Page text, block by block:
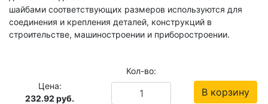
шайбами соответствующих размеров используются для
соединения и крепления деталей, конструкций в
строительстве, машиностроении и приборостроении.
Цена:
232.92 руб.
Кол-во:
В корзину